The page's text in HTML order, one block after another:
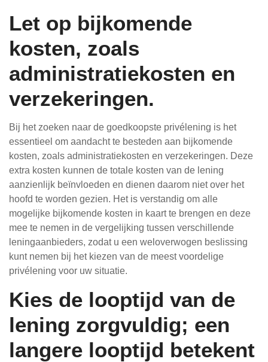
Let op bijkomende
kosten, zoals
administratiekosten en
verzekeringen.
Bij het zoeken naar de goedkoopste privélening is het
essentieel om aandacht te besteden aan bijkomende
kosten, zoals administratiekosten en verzekeringen. Deze
extra kosten kunnen de totale kosten van de lening
aanzienlijk beïnvloeden en dienen daarom niet over het
hoofd te worden gezien. Het is verstandig om alle
mogelijke bijkomende kosten in kaart te brengen en deze
mee te nemen in de vergelijking tussen verschillende
leningaanbieders, zodat u een weloverwogen beslissing
kunt nemen bij het kiezen van de meest voordelige
privélening voor uw situatie.
Kies de looptijd van de
lening zorgvuldig; een
langere looptijd betekent